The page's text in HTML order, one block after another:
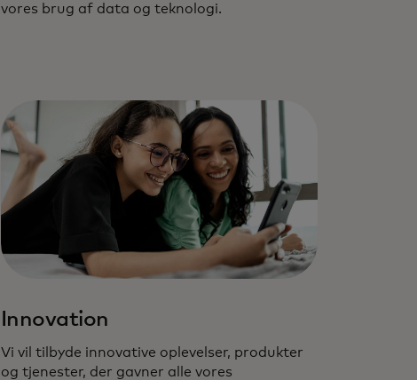
vores brug af data og teknologi.
Innovation
Vi vil tilbyde innovative oplevelser, produkter
og tjenester, der gavner alle vores